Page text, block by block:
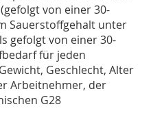
von einer 30-
Sauerstoffgehalt unter
gefolgt von einer 30-
für jeden
Geschlecht, Alter
Arbeitnehmer, der
G28